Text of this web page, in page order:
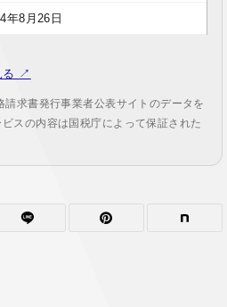
年8月26日
る ↗
求書発行事業者公表サイトのデータを
スの内容は国税庁によって保証された